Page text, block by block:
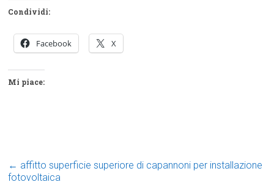
Condividi:
Facebook X
Mi piace:
← affitto superficie superiore di capannoni per installazione
fotovoltaica